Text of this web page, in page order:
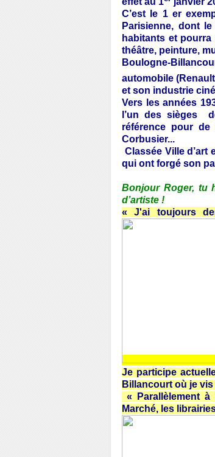
C’est le 1 er
Parisienne, dont
habitants et
théâtre, peinture,
Boulogne-
automobile
et son industrie
Vers les années
l’un des sièges
référence pour
Corbusier...
Classée Ville d’art
qui ont forgé son
Bonjour Roger, tu
d’artiste !
« J'ai toujours
Je participe
Billancourt où je
« Parallèlement
Marché, les